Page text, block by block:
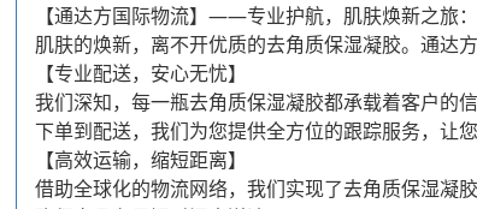
【通达方国际物流】——专业护航，肌肤焕新之旅
肌肤的焕新，离不开优质的去角质保湿凝胶。通达
【专业配送，安心无忧】
我们深知，每一瓶去角质保湿凝胶都承载着客户的
下单到配送，我们为您提供全方位的跟踪服务，让
【高效运输，缩短距离】
借助全球化的物流网络，我们实现了去角质保湿凝